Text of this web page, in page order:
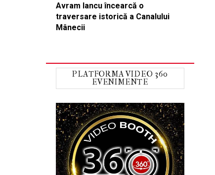
Avram Iancu încearcă o
traversare istorică a Canalului
Mânecii
PLATFORMA VIDEO 360
EVENIMENTE